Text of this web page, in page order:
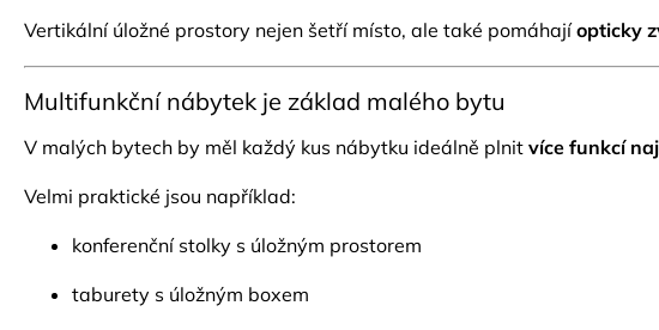
Vertikální úložné prostory nejen šetří místo, ale také pomáhajíopticky
Multifunkční nábytek je základ malého bytu
V malých bytech by měl každý kus nábytku ideálně plnit více funkcí
Velmi praktické jsou například:
konferenční stolky s úložným prostorem
taburety s úložným boxem